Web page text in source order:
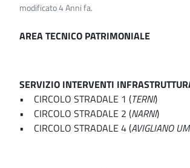
modificato 4 Anni fa.
AREA TECNICO PATRIMONIALE
SERVIZIO INTERVENTI
• CIRCOLO STRADALE 1 (TERNI)
• CIRCOLO STRADALE 2 (NARNI)
• CIRCOLO STRADALE 4 (AVIGLIANO